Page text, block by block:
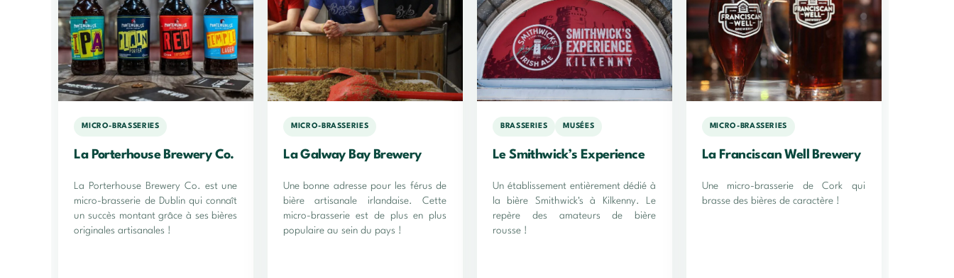
MICRO-BRASSERIES
La Porterhouse Brewery Co.
La Porterhouse Brewery Co. est une
micro-brasserie de Dublin qui connaît
un succès montant grâce à ses bières
originales artisanales !
MICRO-BRASSERIES
La Galway Bay Brewery
Une bonne adresse pour les férus de
bière artisanale irlandaise. Cette
micro-brasserie est de plus en plus
populaire au sein du pays !
BRASSERIES MUSÉES
Le Smithwick’s Experience
Un établissement entièrement dédié à
la bière Smithwick's à Kilkenny. Le
repère des amateurs de bière
rousse !
MICRO-BRASSERIES
La Franciscan Well Brewery
Une micro-brasserie de Cork qui
brasse des bières de caractère !